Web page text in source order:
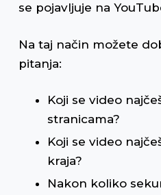
se pojavljuje na
Na taj način možete
pitanja:
Koji se video
stranicama?
Koji se video
kraja?
Nakon koliko